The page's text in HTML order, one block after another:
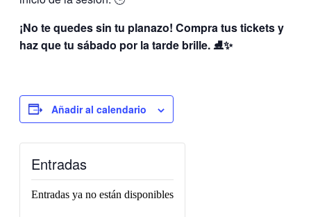
¡No te quedes sin tu planazo! Compra tus tickets y
haz que tu sábado por la tarde brille. ⛸️✨
Añadir al calendario
Entradas
Entradas ya no están disponibles